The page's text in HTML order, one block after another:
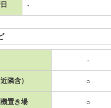
-
-
隣含） ○
置き場 ○